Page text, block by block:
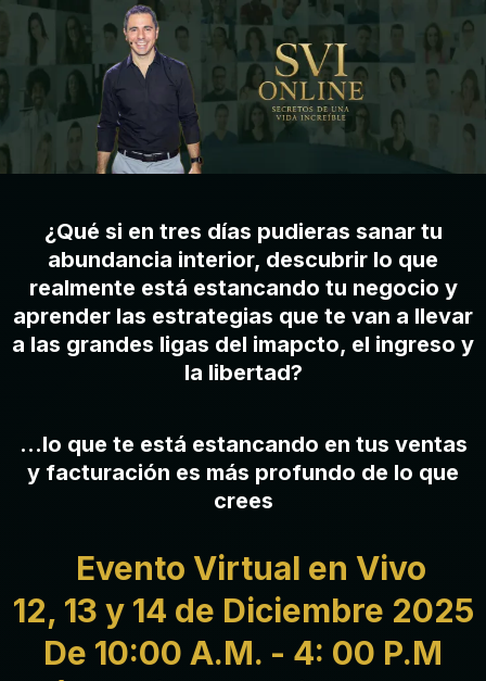
¿Qué si en tres días pudieras sanar tu
abundancia interior, descubrir lo que
realmente está estancando tu negocio y
aprender las estrategias que te van a llevar
a las grandes ligas del imapcto, el ingreso y
la libertad?
...lo que te está estancando en tus ventas
y facturación es más profundo de lo que
crees
Evento Virtual en Vivo
12, 13 y 14 de Diciembre 2025
De 10:00 A.M. - 4: 00 P.M